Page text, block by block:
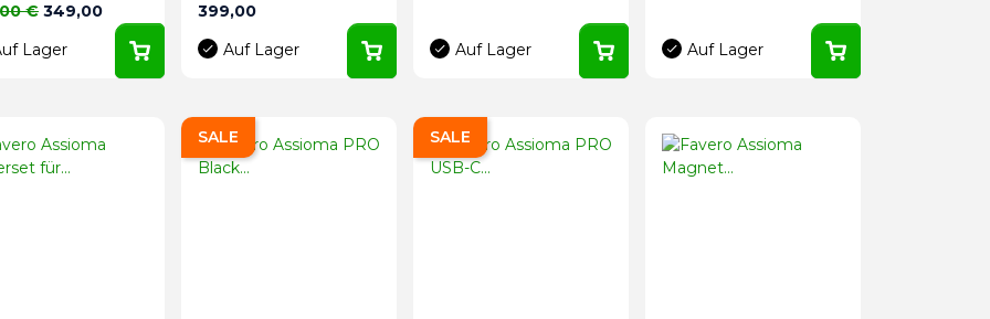
€ Preis
349,00
Lager
Preis
399,00
Auf Lager
Auf Lager Auf Lager
SALE SALE